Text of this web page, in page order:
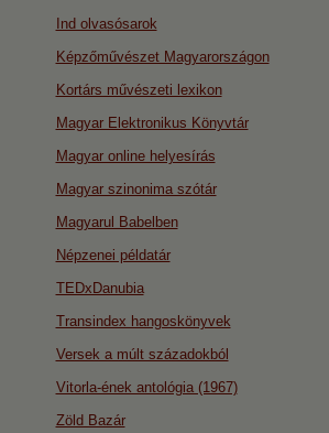
Ind olvasósarok
Képzőművészet Magyarországon
Kortárs művészeti lexikon
Magyar Elektronikus Könyvtár
Magyar online helyesírás
Magyar szinonima szótár
Magyarul Babelben
Népzenei példatár
TEDxDanubia
Transindex hangoskönyvek
Versek a múlt századokból
Vitorla-ének antológia (1967)
Zöld Bazár